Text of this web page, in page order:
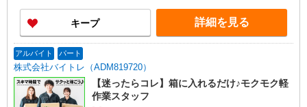
れます！
キープ 詳細を見る
アルバイト パート
株式会社バイトレ（ADM819720）
【迷ったらコレ】箱に入れるだけ♪モクモク軽
作業スタッフ